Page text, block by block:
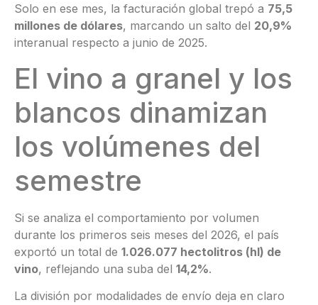
Solo en ese mes, la facturación global trepó a 75,5
millones de dólares, marcando un salto del 20,9%
interanual respecto a junio de 2025.
El vino a granel y los
blancos dinamizan
los volúmenes del
semestre
Si se analiza el comportamiento por volumen
durante los primeros seis meses del 2026, el país
exportó un total de 1.026.077 hectolitros (hl) de
vino, reflejando una suba del 14,2%.
La división por modalidades de envío deja en claro